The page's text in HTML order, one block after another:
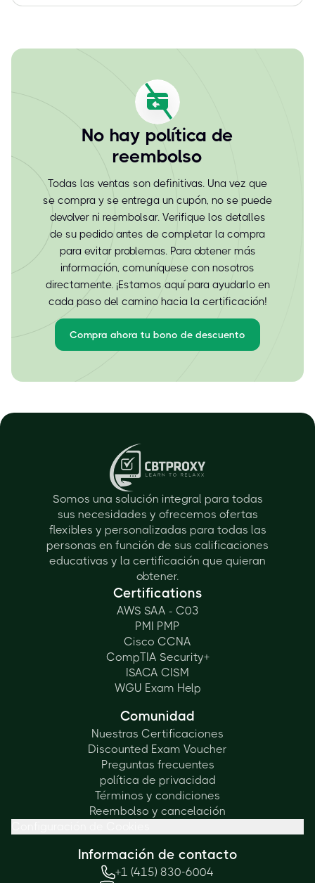
No hay política de
reembolso
Todas las ventas son definitivas. Una vez que
se compra y se entrega un cupón, no se puede
devolver ni reembolsar. Verifique los detalles
de su pedido antes de completar la compra
para evitar problemas. Para obtener más
información, comuníquese con nosotros
directamente. ¡Estamos aquí para ayudarlo en
cada paso del camino hacia la certificación!
Compra ahora tu bono de descuento
Somos una solución integral para todas
sus necesidades y ofrecemos ofertas
flexibles y personalizadas para todas las
personas en función de sus calificaciones
educativas y la certificación que quieran
obtener.
Certifications
AWS SAA - C03
PMI PMP
Cisco CCNA
CompTIA Security+
ISACA CISM
WGU Exam Help
Comunidad
Nuestras Certificaciones
Discounted Exam Voucher
Preguntas frecuentes
política de privacidad
Términos y condiciones
Reembolso y cancelación
Información de contacto
+1 (415) 830-6004